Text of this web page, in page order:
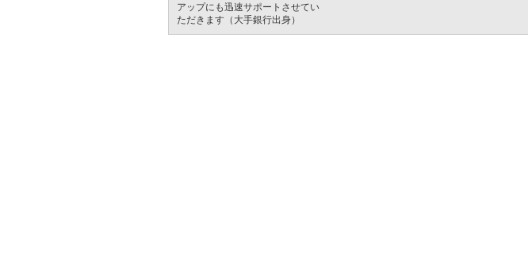
アップにも迅速サポートさせてい
ただきます（大手銀行出身）